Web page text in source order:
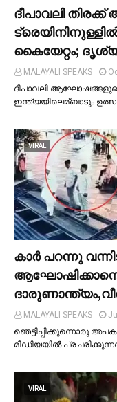
ദീപാവലി
കൈയേറ്റം;
MALAYALI SPEAKS
ദീപാവലി
ഇന്ത്യയിലെമ്ബാടും
VIRAL
കാര്‍ പറന്നു
MALAYALI SPEAKS
ഞെട്ടിപ്പിക്കുന്നൊരു
മീഡിയയില്‍
VIRAL